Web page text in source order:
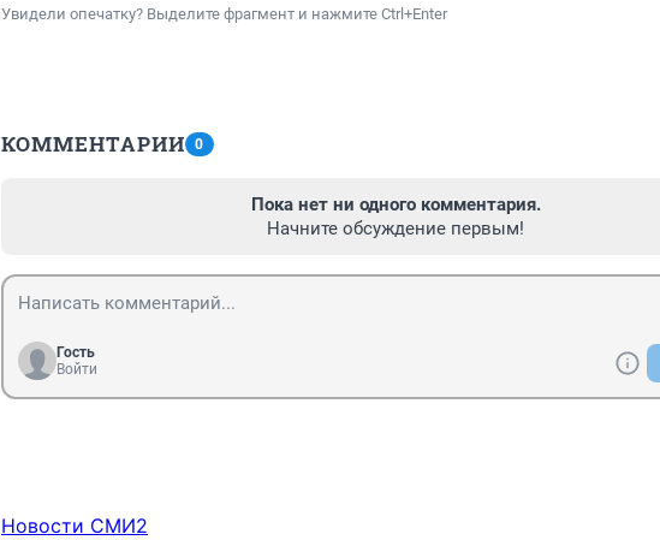
Увидели опечатку? Выделите фрагмент и нажмите Ctrl+Enter
КОММЕНТАРИИ 0
Пока нет ни одного комментария.
Начните обсуждение первым!
Гость
Войти
Новости СМИ2